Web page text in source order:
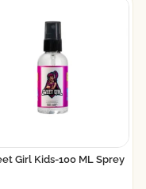
Girl Kids-100 ML Sprey